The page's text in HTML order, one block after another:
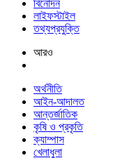
বিনোদন
লাইফস্টাইল
তথ্যপ্রযুক্তি
আরও
অর্থনীতি
আইন-আদালত
আন্তর্জাতিক
কৃষি ও প্রকৃতি
ক্যাম্পাস
খেলাধুলা